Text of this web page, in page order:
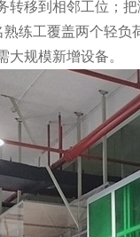
转移到相邻工位；
练工覆盖两个轻
大规模新增设备。